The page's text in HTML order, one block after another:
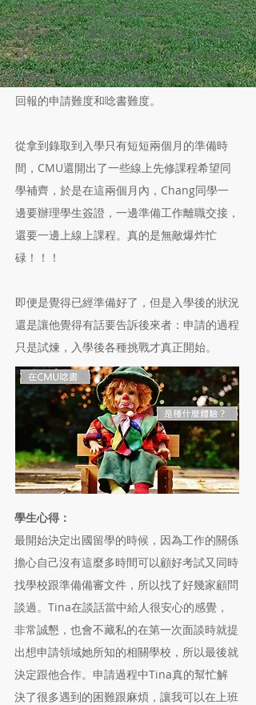
管是申請CS領域，還是Business
Analytics。一個這樣大熱門的學校，申請難
度一定很高。那我們來參考一下去年申請今年
入學的Chang同學的現身說法，參考一下他
回報的申請難度和唸書難度。
從拿到錄取到入學只有短短兩個月的準備時
間，CMU還開出了一些線上先修課程希望同
學補齊，於是在這兩個月內，Chang同學一
邊要辦理學生簽證，一邊準備工作離職交接，
還要一邊上線上課程。真的是無敵爆炸忙
碌！！！
即便是覺得已經準備好了，但是入學後的狀況
還是讓他覺得有話要告訴後來者：申請的過程
只是試煉，入學後各種挑戰才真正開始。
學生心得：
最開始決定出國留學的時候，因為工作的關係
擔心自己沒有這麼多時間可以顧好考試又同時
找學校跟準備備審文件，所以找了好幾家顧問
談過。Tina在談話當中給人很安心的感覺，
非常誠懇，也會不藏私的在第一次面談時就提
出想申請領域她所知的相關學校，所以最後就
決定跟他合作。申請過程中Tina真的幫忙解
決了很多遇到的困難跟麻煩，讓我可以在上班